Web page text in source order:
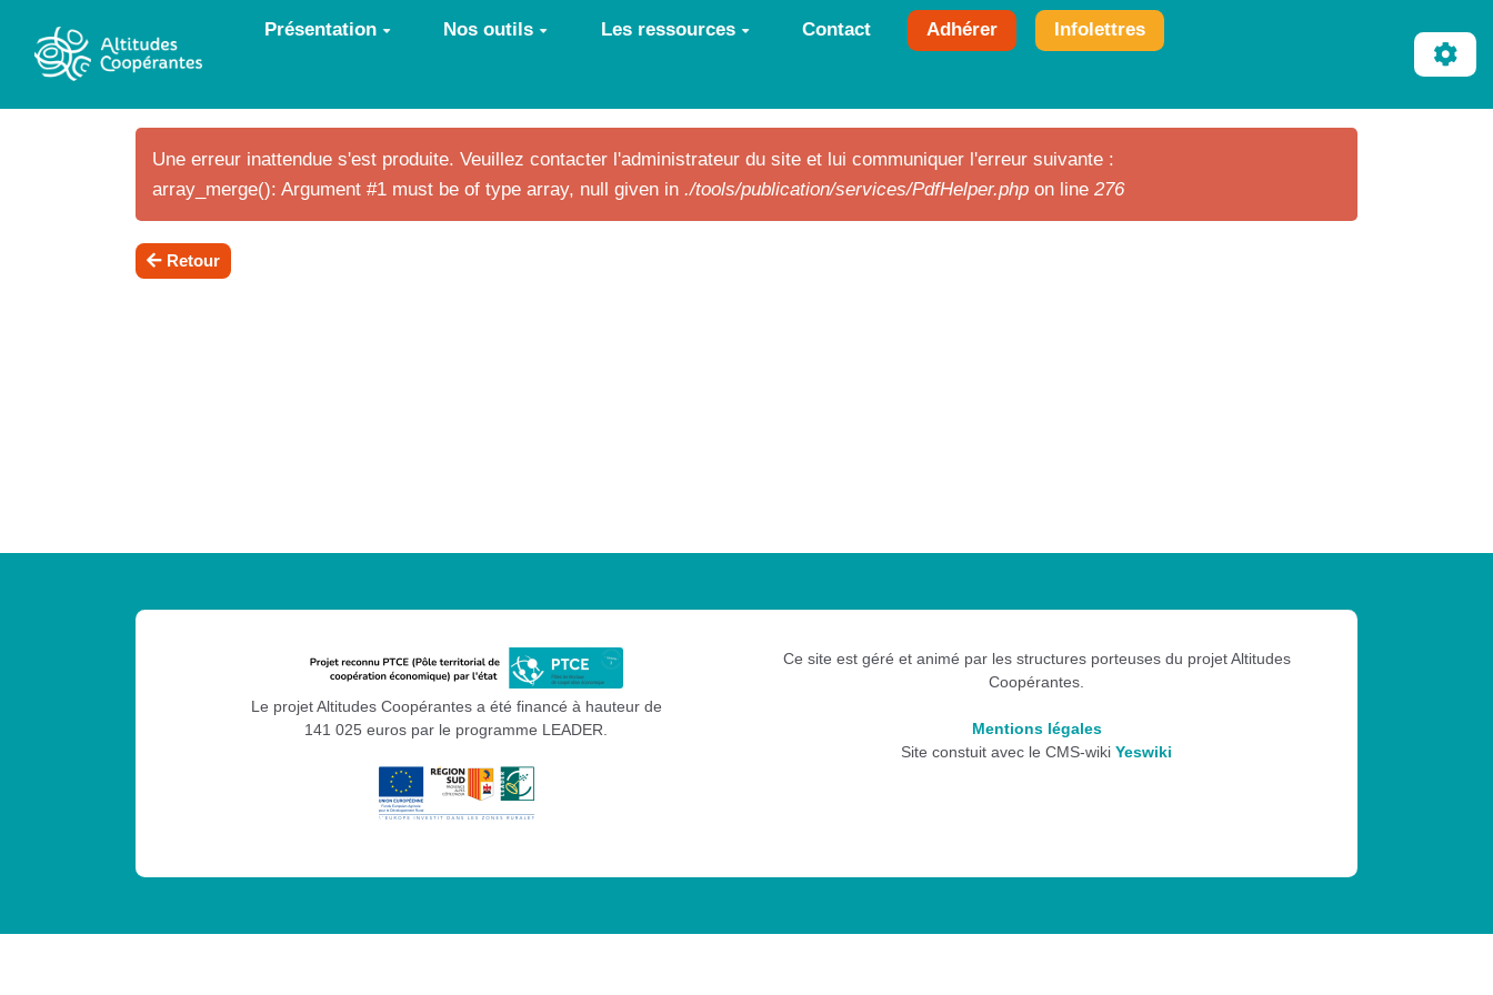
Aller au contenu principal Présentation Nos outils Les ressources Contact Adhérer Infolettres
Une erreur inattendue s'est produite. Veuillez contacter l'administrateur du site et lui communiquer l'erreur suivante :
array_merge(): Argument #1 must be of type array, null given in ./tools/publication/services/PdfHelper.php on line 276
Retour
Le projet Altitudes Coopérantes a été financé à hauteur de
141 025 euros par le programme LEADER.
Ce site est géré et animé par les structures porteuses du projet Altitudes
Coopérantes.
Mentions légales
Site constuit avec le CMS-wikiYeswiki